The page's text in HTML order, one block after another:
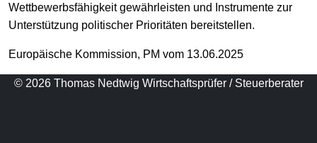
Wettbewerbsfähigkeit gewährleisten und Instrumente zur
Unterstützung politischer Prioritäten bereitstellen.
Europäische Kommission, PM vom 13.06.2025
© 2026 Thomas Nedtwig Wirtschaftsprüfer / Steuerberater